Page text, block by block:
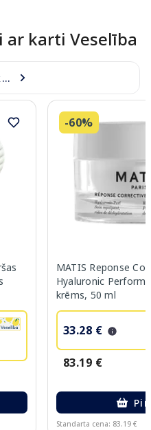
ar karti Veselība
-60%
MATIS Reponse
Hyaluronic
krēms, 50 ml
33.28 €
83.19 €
Standarta cena: 83.19 €